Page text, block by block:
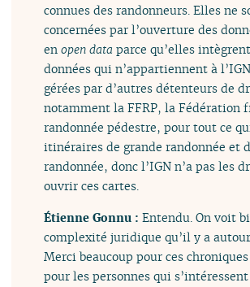
connues des randonneurs. Elles ne
concernées par l’ouverture des
enopen data parce qu’elles
données qui n’appartiennent à
gérées par d’autres détenteurs de
notamment la FFRP, la Fédération
randonnée pédestre, pour tout ce
itinéraires de grande randonnée et
randonnée, donc l’IGN n’a pas les
ouvrir ces cartes.
Étienne Gonnu :Entendu. On voit
complexité juridique qu’il y a autour
Merci beaucoup pour ces
pour les personnes qui